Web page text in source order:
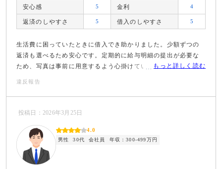
安心感 5 金利 4
返済のしやすさ 5 借入のしやすさ 5
生活費に困っていたときに借入でき助かりました。少額ずつの
返済も選べるため安心です。定期的に給与明細の提出が必要な
ため、写真は事前に用意するよう心掛けていました。もっと詳しく読む
違反報告
投稿日：2026年3月25日
4.0
男性 30代 会社員 年収：300-499万円